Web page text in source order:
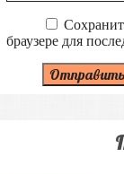
браузере для